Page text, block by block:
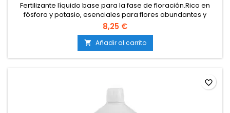
Fertilizante líquido base para la fase de floración.Rico en
fósforo y potasio, esenciales para flores abundantes y
resinosas.Estimula la producción de aceites esenciales y
aromas.Puede usarse en crecimiento en dosis bajas para
potenciar raíces.Compatible con sistemas en tierra, coco e
hidroponía.
8,25 €
 Añadir al carrito
favorite_border